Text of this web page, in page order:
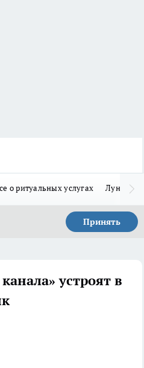
о ритуальных услугах Лунно-
Принять
устроят в